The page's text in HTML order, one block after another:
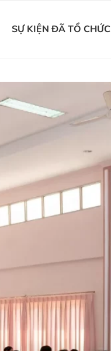
SỰ KIỆN ĐÃ TỔ CHỨC